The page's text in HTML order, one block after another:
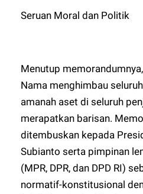
Seruan Moral dan Politik
Menutup
Nama menghimbau
amanah aset di seluruh
merapatkan barisan.
ditembuskan kepada
Subianto serta pimpinan
(MPR, DPR, dan DPD RI)
normatif-konstitusional